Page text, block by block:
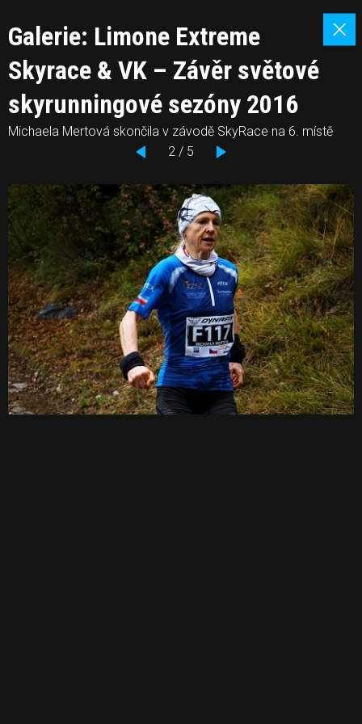
Galerie: Limone Extreme
Skyrace & VK – Závěr světové
skyrunningové sezóny 2016
Michaela Mertová skončila v závodě SkyRace na 6. místě
2 / 5